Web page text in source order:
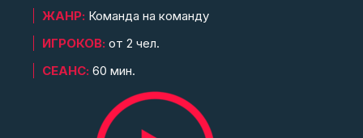
ЖАНР: Команда на команду
ИГРОКОВ: от 2 чел.
СЕАНС: 60 мин.